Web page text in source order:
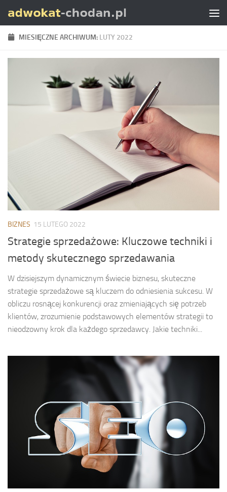
Skip to content
MIESIĘCZNE ARCHIWUM: LUTY 2022
BIZNES 15 LUTEGO 2022
Strategie sprzedażowe: Kluczowe techniki i
metody skutecznego sprzedawania
W dzisiejszym dynamicznym świecie biznesu, skuteczne
strategie sprzedażowe są kluczem do odniesienia sukcesu. W
obliczu rosnącej konkurencji oraz zmieniających się potrzeb
klientów, zrozumienie podstawowych elementów strategii to
nieodzowny krok dla każdego sprzedawcy. Jakie techniki...